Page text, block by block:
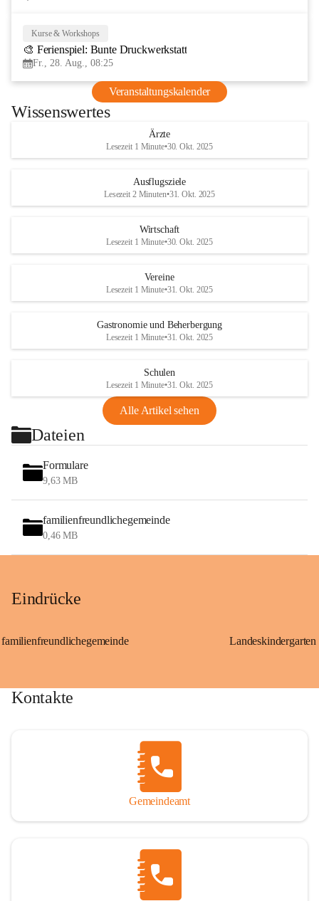
Kurse & Workshops
🎨 Ferienspiel: Bunte Druckwerkstatt
Fr., 28. Aug., 08:25
Veranstaltungskalender
Wissenswertes
Ärzte
Lesezeit 1 Minute•30. Okt. 2025
Ausflugsziele
Lesezeit 2 Minuten•31. Okt. 2025
Wirtschaft
Lesezeit 1 Minute•30. Okt. 2025
Vereine
Lesezeit 1 Minute•31. Okt. 2025
Gastronomie und Beherbergung
Lesezeit 1 Minute•31. Okt. 2025
Schulen
Lesezeit 1 Minute•31. Okt. 2025
Alle Artikel sehen
Dateien
Formulare
9,63 MB
familienfreundlichegemeinde
0,46 MB
Eindrücke
familienfreundlichegemeinde
Kontakte
Gemeindeamt